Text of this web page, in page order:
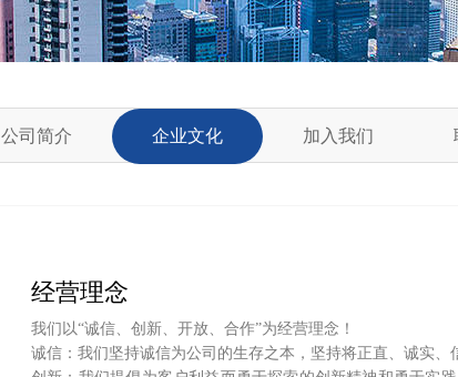
加入我们
企业文化
公司简介
经营理念
我们以“诚信、创新、开放、合作”为经营理念！
诚信：我们坚持诚信为公司的生存之本，坚持将正直、诚实、